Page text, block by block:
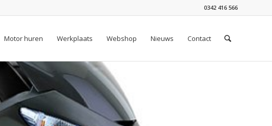
0342 416 566
Motor huren Werkplaats Webshop Nieuws Contact